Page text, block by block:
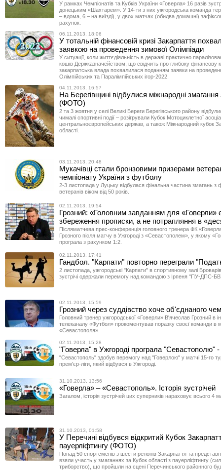
У рамках Чемпіонатів та Кубків України «Говерла» 16 разів
донецьким «Шахтарем». У 14-ти з них ужгородська команда
– вдома, 6 – на виїзді), у двох матчах (обидва домашні)
рахунок.
06.11.2013, 18:06
У тотальній фінансовій кризі Закарпаття
заявкою на проведення зимової Олімпіади
У ситуації, коли життєдіяльність в державі практично
кошів Держказначейством, що свідчить про глибоку фінансову
закарпатська влада похвалилася поданням заявки на
Олімпійських та Паралімпійських ігор-2022.
04.11.2013, 16:57
На Берегівщині відбулися міжнародні
(ФОТО)
2 та 3 жовтня у селі Великі Береги Берегівського району
чималі спортивні події – розігрували Кубок Мотоциклетної
центральноєвропейських держав, а також Міжнародний кубок
області.
03.11.2013, 20:48
Мукачівці стали бронзовими призерами
чемпіонату України з футболу
2-3 листопада у Луцьку відбулася фінальна частина змагань з
ветеранів віком від 50 років.
02.11.2013, 19:54
Грозний: «Головним завданням для «Говерли»
збереження прописки, а не потрапляння в
Післяматчева прес-конференція головного тренера ФК
Грозного після матчу в Ужгороді з «Севастополем», у якому
програла з рахунком 1:2.
02.11.2013, 17:41
Гандбол. "Карпати" повторно переграли
2 листопада, ужгородські "Карпати" в спортивному залі
зустрічі одержали перемогу над командою з Ірпеня "ПУ-ДПС-
02.11.2013, 15:59
Грозний через суддівство хоче об'єднаного
Головний тренер ужгородської «Говерли» В'ячеслав Грозний в
телеканалу «Футбол» прокоментував поразку своєї команди в
«Севастополя».
02.11.2013, 15:28
"Говерла" в Ужгороді програла "Севастополю"
"Севастополь" здобув перемогу над "Говерлою" у матчі 15-го
прем'єр-ліги, який відбувся в Ужгороді.
31.10.2013, 13:56
«Говерла» – «Севастополь». Історія зустрічей
Загалом, історія зустрічей цих суперників нараховує всього 4
31.10.2013, 01:58
У Перечині відбувся відкритий Кубок
пауерліфтингу (ФОТО)
Понад 50 спортсменів з шести регіонів Закарпаття та
взяли участь у змаганнях за Кубок області з пауерліфтингу
триборство), що пройшли на сцені Перечинського районного